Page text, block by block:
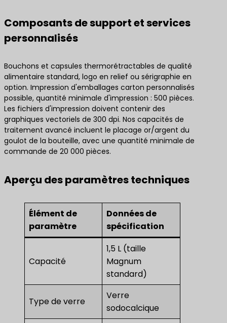
Composants de support et services
personnalisés
Bouchons et capsules thermorétractables de qualité
alimentaire standard, logo en relief ou sérigraphie en
option. Impression d'emballages carton personnalisés
possible, quantité minimale d'impression : 500 pièces.
Les fichiers d'impression doivent contenir des
graphiques vectoriels de 300 dpi. Nos capacités de
traitement avancé incluent le placage or/argent du
goulot de la bouteille, avec une quantité minimale de
commande de 20 000 pièces.
Aperçu des paramètres techniques
Élément de
paramètre
Données de
spécification
Capacité
1,5 L (taille
Magnum
standard)
Type de verre
Verre
sodocalcique